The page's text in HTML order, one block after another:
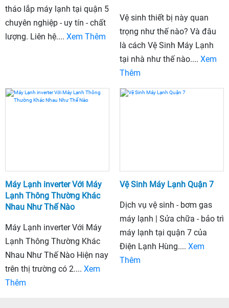
tháo lắp máy lạnh tại quận 5
chuyên nghiệp - uy tín - chất
lượng. Liên hệ.... Xem Thêm
Vệ sinh thiết bị này quan
trọng như thế nào? Và đâu
là cách Vệ Sinh Máy Lạnh
tại nhà như thế nào.... Xem
Thêm
Máy Lạnh inverter Với Máy
Lạnh Thông Thường Khác
Nhau Như Thế Nào
Máy Lạnh inverter Với Máy
Lạnh Thông Thường Khác
Nhau Như Thế Nào Hiện nay
trên thị trường có 2.... Xem
Thêm
Vệ Sinh Máy Lạnh Quận 7
Dịch vụ vệ sinh - bơm gas
máy lạnh | Sửa chữa - bảo trì
máy lạnh tại quận 7 của
Điện Lạnh Hùng.... Xem
Thêm